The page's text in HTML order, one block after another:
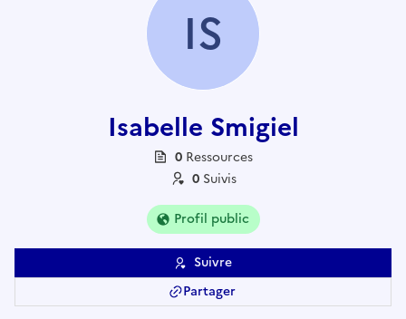
IS
Isabelle Smigiel
0 Ressources
0 Suivis
Profil public
Suivre
Partager